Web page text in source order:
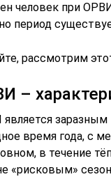
человек при
период
рассмотрим
–
время года, с
в течение
«рисковым»